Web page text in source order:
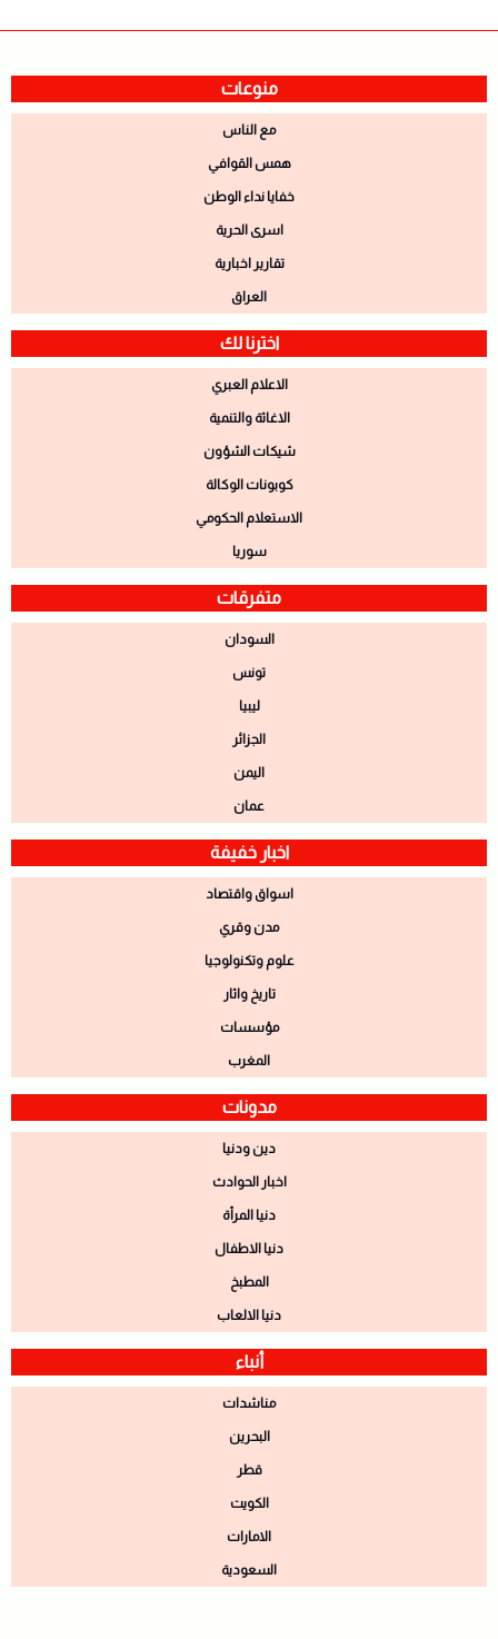
منوعات
مع الناس
همس القوافي
خفايا نداء الوطن
اسرى الحرية
تقارير اخبارية
العراق
اخترنا لك
الاعلام العبري
الاغاثة والتنمية
شيكات الشؤون
كوبونات الوكالة
الاستعلام الحكومي
سوريا
متفرقات
السودان
تونس
ليبيا
الجزائر
اليمن
عمان
اخبار خفيفة
اسواق واقتصاد
مدن وقري
علوم وتكنولوجيا
تاريخ واثار
مؤسسات
المغرب
مدونات
دين ودنيا
اخبار الحوادث
دنيا المرأة
دنيا الاطفال
المطبخ
دنيا الالعاب
أنباء
مناشدات
البحرين
قطر
الكويت
الامارات
السعودية